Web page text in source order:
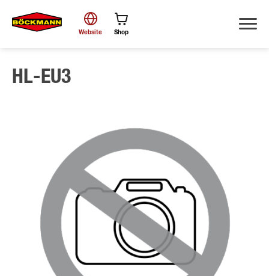
Suche
Website Shop
HL-EU3